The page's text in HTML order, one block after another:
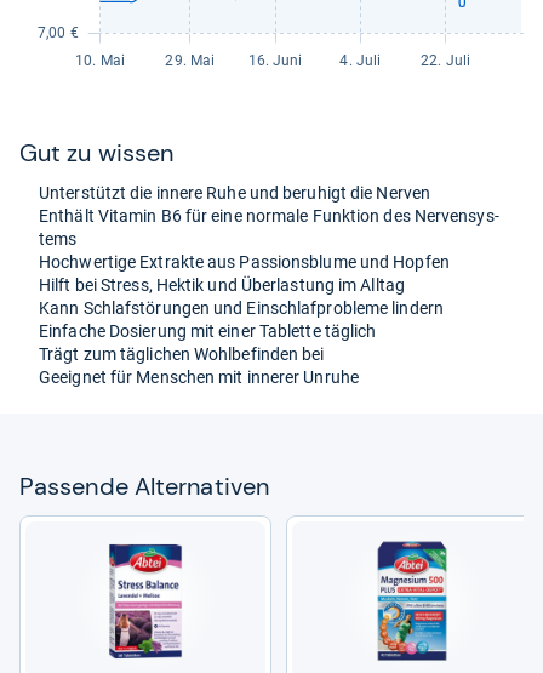
Gut zu wis­sen
Unter­stützt die innere Ruhe und beru­higt die Ner­ven
Ent­hält Vit­amin B6 für eine nor­male Funk­tion des Ner­ven­sys­
tems
Hoch­wer­tige Extrakte aus Pas­si­ons­blume und Hop­fen
Hilft bei Stress, Hek­tik und Über­las­tung im All­tag
Kann Schlaf­stö­run­gen und Ein­schlaf­pro­bleme lin­dern
Ein­fa­che Dosie­rung mit einer Tablette täg­lich
Trägt zum täg­li­chen Wohl­be­fin­den bei
Geeig­net für Men­schen mit inne­rer Unruhe
Pas­sende Alter­na­ti­ven